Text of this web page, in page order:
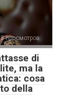
просмотров
di
ma la
cosa
della